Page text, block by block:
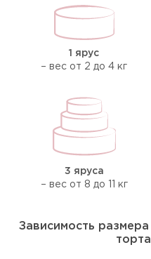
1 ярус
– вес от 2 до 4 кг
3 яруса
– вес от 8 до 11 кг
Зависимость